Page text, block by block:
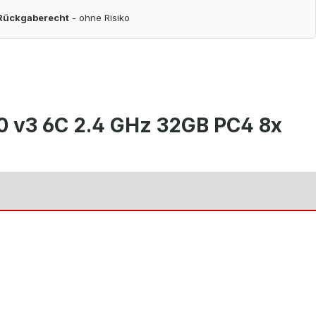
- ohne Risiko
6C 2.4 GHz 32GB PC4 8x